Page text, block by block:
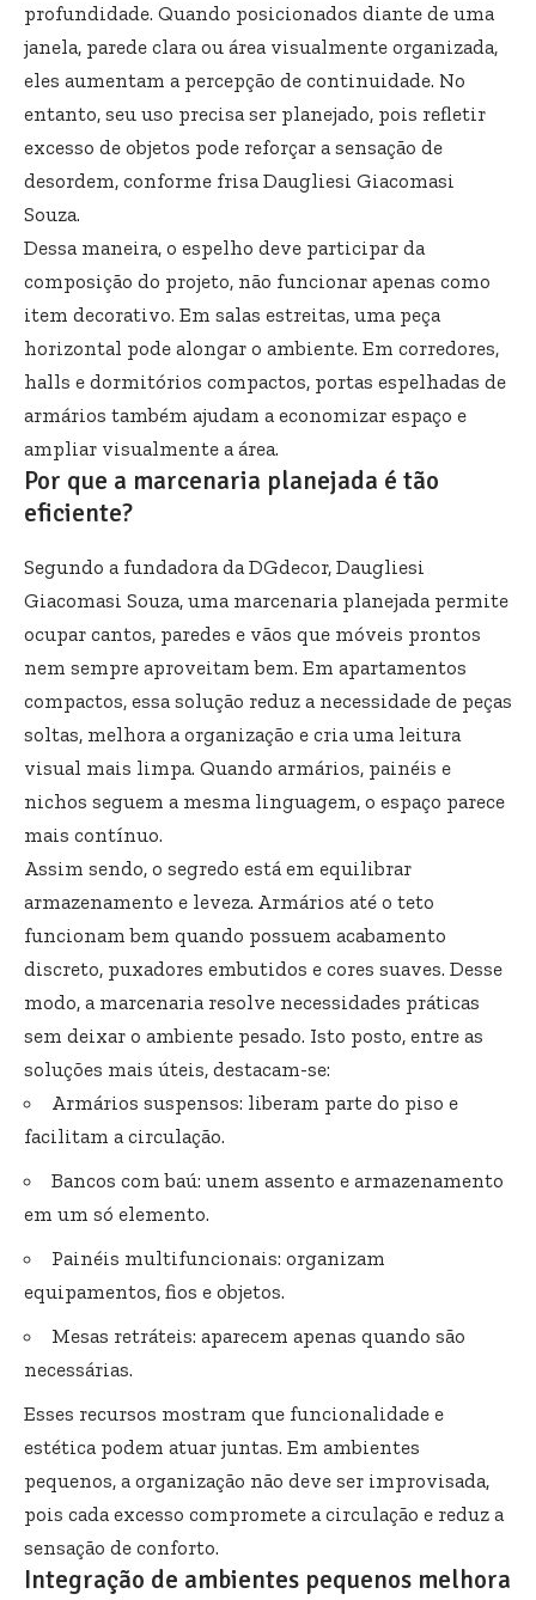
profundidade. Quando posicionados diante de uma
janela, parede clara ou área visualmente organizada,
eles aumentam a percepção de continuidade. No
entanto, seu uso precisa ser planejado, pois refletir
excesso de objetos pode reforçar a sensação de
desordem, conforme frisa Daugliesi Giacomasi
Souza.
Dessa maneira, o espelho deve participar da
composição do projeto, não funcionar apenas como
item decorativo. Em salas estreitas, uma peça
horizontal pode alongar o ambiente. Em corredores,
halls e dormitórios compactos, portas espelhadas de
armários também ajudam a economizar espaço e
ampliar visualmente a área.
Por que a marcenaria planejada é tão
eficiente?
Segundo a fundadora da DGdecor, Daugliesi
Giacomasi Souza, uma marcenaria planejada permite
ocupar cantos, paredes e vãos que móveis prontos
nem sempre aproveitam bem. Em apartamentos
compactos, essa solução reduz a necessidade de peças
soltas, melhora a organização e cria uma leitura
visual mais limpa. Quando armários, painéis e
nichos seguem a mesma linguagem, o espaço parece
mais contínuo.
Assim sendo, o segredo está em equilibrar
armazenamento e leveza. Armários até o teto
funcionam bem quando possuem acabamento
discreto, puxadores embutidos e cores suaves. Desse
modo, a marcenaria resolve necessidades práticas
sem deixar o ambiente pesado. Isto posto, entre as
soluções mais úteis, destacam-se:
Armários suspensos: liberam parte do piso e
facilitam a circulação.
Bancos com baú: unem assento e armazenamento
em um só elemento.
Painéis multifuncionais: organizam
equipamentos, fios e objetos.
Mesas retráteis: aparecem apenas quando são
necessárias.
Esses recursos mostram que funcionalidade e
estética podem atuar juntas. Em ambientes
pequenos, a organização não deve ser improvisada,
pois cada excesso compromete a circulação e reduz a
sensação de conforto.
Integração de ambientes pequenos melhora